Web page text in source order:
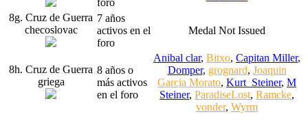
8g. Cruz de Guerra
checoslovac
7 años
activos en el
foro
Medal Not Issued
8h. Cruz de Guerra
griega
8 años o
más activos
en el foro
Anibal clar, Bitxo, Capitan Miller,
Domper, grognard, Joaquin
Garcia Morato, Kurt_Steiner, M
Steiner, ParadiseLost, Ramcke,
vonder, Wyrm